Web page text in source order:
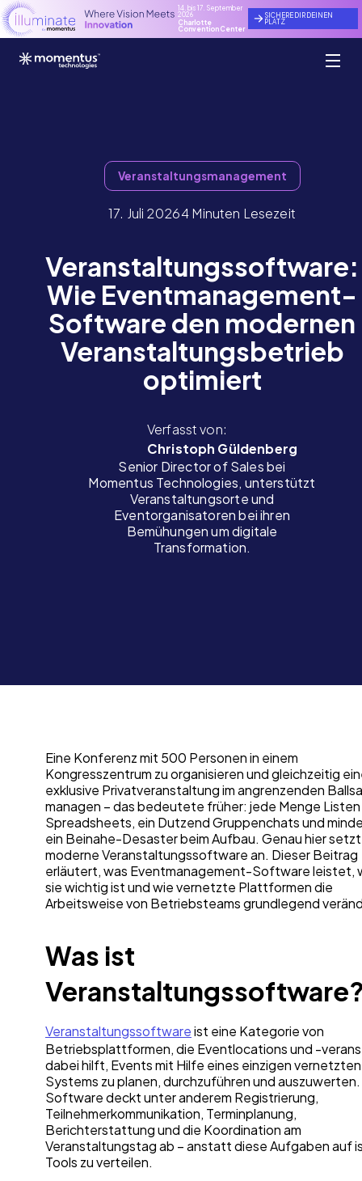
14. bis 17. September
2026
Charlotte
Convention Center
SICHERE DIR DEINEN
PLATZ
Veranstaltungsmanagement
17. Juli 20264 Minuten Lesezeit
Veranstaltungssoftware:
Wie Eventmanagement-
Software den modernen
Veranstaltungsbetrieb
optimiert
Verfasst von:
Christoph Güldenberg
Senior Director of Sales bei
Momentus Technologies, unterstützt
Veranstaltungsorte und
Eventorganisatoren bei ihren
Bemühungen um digitale
Transformation.
Eine Konferenz mit 500 Personen in einem
Kongresszentrum zu organisieren und gleichzeitig
exklusive Privatveranstaltung im angrenzenden
managen – das bedeutete früher: jede Menge
Spreadsheets, ein Dutzend Gruppenchats und
ein Beinahe-Desaster beim Aufbau. Genau hier setzt
moderne Veranstaltungssoftware an. Dieser Beitrag
erläutert, was Eventmanagement-Software leistet,
sie wichtig ist und wie vernetzte Plattformen die
Arbeitsweise von Betriebsteams grundlegend
Was ist
Veranstaltungssoftwareist eine Kategorie von
Betriebsplattformen, die Eventlocations und -
dabei hilft, Events mit Hilfe eines einzigen vernetzten
Systems zu planen, durchzuführen und
Software deckt unter anderem Registrierung,
Teilnehmerkommunikation, Terminplanung,
Berichterstattung und die Koordination am
Veranstaltungstag ab – anstatt diese Aufgaben auf
Tools zu verteilen.